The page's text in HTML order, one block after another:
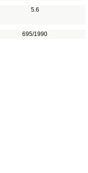
5.6
695/1990